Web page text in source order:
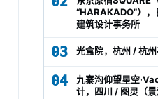
“HARAKADO”）
建筑设计事务所
03 光盒院，杭州 / 杭
04
九寨沟仰望星空
计，四川 / 图灵（